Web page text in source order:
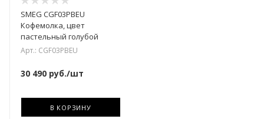
SMEG CGF03PBEU
Кофемолка, цвет
пастельный голубой
Арт.: CGF03PBEU
30 490 руб./шт
В КОРЗИНУ